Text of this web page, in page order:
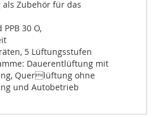
PPB 30 O,
5 Lüftungsstufen
Dauerentlüftung mit
Querlüftung ohne
und Autobetrieb